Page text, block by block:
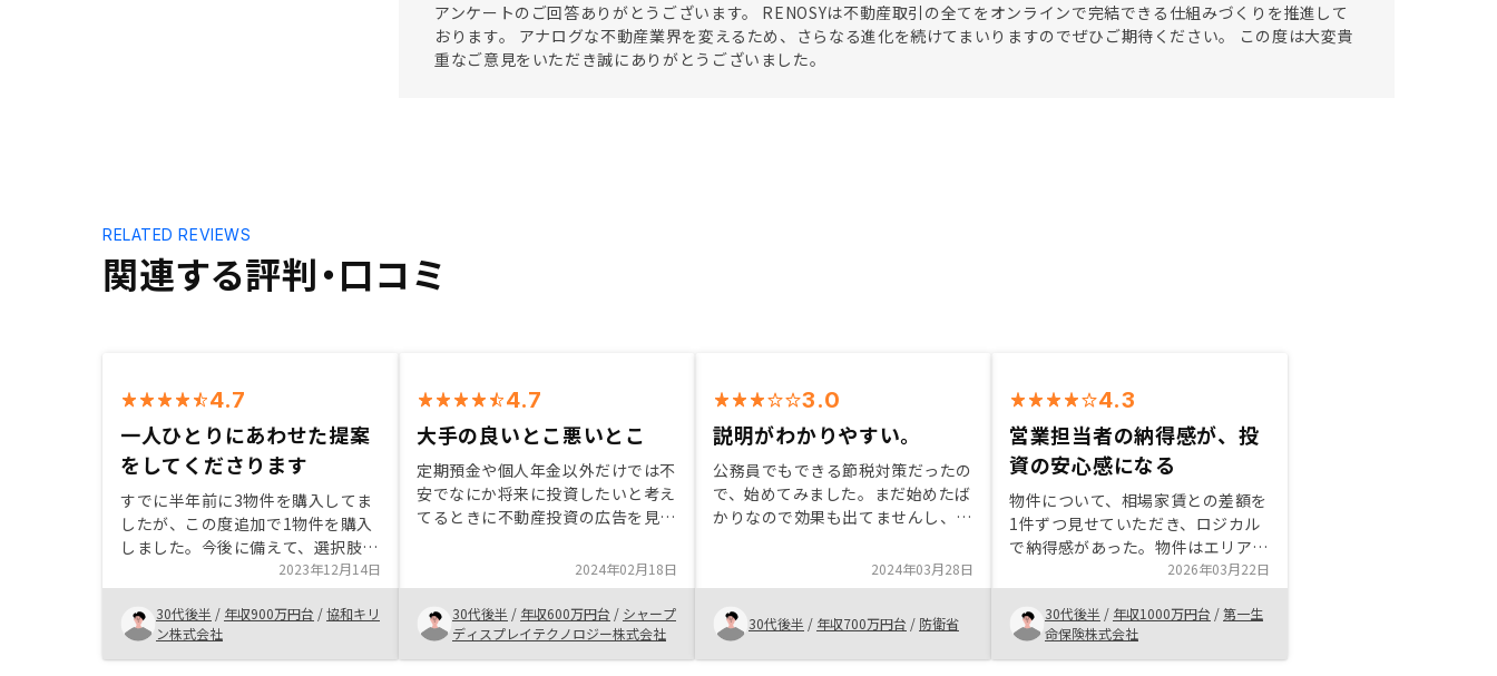
アンケートのご回答ありがとうございます。 RENOSYは不動産取引の全てをオンラインで完結できる仕組みづくりを推進して
おります。 アナログな不動産業界を変えるため、さらなる進化を続けてまいりますのでぜひご期待ください。 この度は大変貴
重なご意見をいただき誠にありがとうございました。
関連する評判・口コミ
RELATED REVIEWS
4.7
一人ひとりにあわせた提案
をしてくださります
すでに半年前に3物件を購入してま
したが、この度追加で1物件を購入
しました。今後に備えて、選択肢を
多く持つことのメリットを、担当の
方々を通じて感じさせていただけた
のが購入のきっかけです。一人ひと
りにあわせたご提案をしてくださる
印象があります。
2023年12月14日
30代後半 / 年収900万円台 /協和キリ
ン株式会社
4.7
大手の良いとこ悪いとこ
定期預金や個人年金以外だけでは不
安でなにか将来に投資したいと考え
てるときに不動産投資の広告を見か
ナーでしたが、比較のために最大手
のリノシーのセミナーに参加しまし
た。 どちらも魅力的な内容を提示
頂いたと思いますが、迷っていると
きに他社に比べ、営業都合ではなく
2024年02月18日
30代後半 / 年収600万円台 / シャープ
ディスプレイテクノロジー株式会社
3.0
説明がわかりやすい。
公務員でもできる節税対策だったの
で、始めてみました。まだ始めたば
かりなので効果も出てませんし、実
はできません。しかしながら興味が
ある方は話を聞いてみて、納得がい
くならやってみるといいのではない
でしょうか。
2024年03月28日
30代後半 / 年収700万円台 / 防衛省
4.3
営業担当者の納得感が、投
資の安心感になる
物件について、相場家賃との差額を
1件ずつ見せていただき、ロジカル
で納得感があった。物件はエリア×
個別性だと思っており、他社だと前
者推しでの提案も散見されるが、後
者も条件が悪いとキャピタルで崩れ
る。両方について、公知情報をエビ
デンスとして示しながらご説明いた
2026年03月22日
30代後半 / 年収1000万円台 /第一生
命保険株式会社